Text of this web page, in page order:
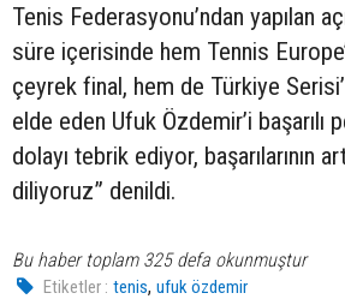
Tenis Federasyonu’ndan yapılan
süre içerisinde hem Tennis
çeyrek final, hem de Türkiye
elde eden Ufuk Özdemir’i başarılı
dolayı tebrik ediyor, başarılarının
diliyoruz” denildi.
Bu haber toplam 325 defa okunmuştur
Etiketler : tenis,ufuk özdemir